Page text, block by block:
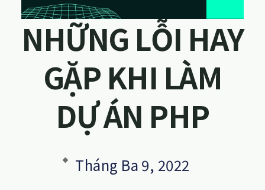
NHỮNG LỖI HAY
GẶP KHI LÀM
DỰ ÁN PHP
Tháng Ba 9, 2022